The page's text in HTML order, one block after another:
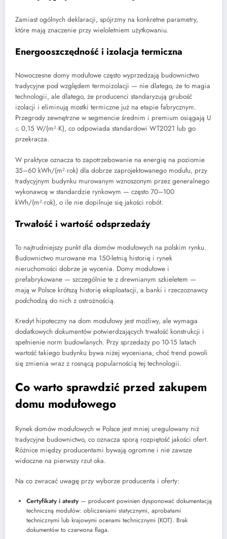
Zamiast ogólnych deklaracji, spójrzmy na konkretne parametry,
które mają znaczenie przy wieloletniem użytkowaniu.
Energooszczędność i izolacja termiczna
Nowoczesne domy modułowe często wyprzedzają budownictwo
tradycyjne pod względem termoizolacji — nie dlatego, że to magia
technologii, ale dlatego, że producenci standaryzują grubość
izolacji i eliminują mostki termiczne już na etapie fabrycznym.
Przegrody zewnętrzne w segmencie średnim i premium osiągają U
≤ 0,15 W/(m²·K), co odpowiada standardowi WT2021 lub go
przekracza.
W praktyce oznacza to zapotrzebowanie na energię na poziomie
35–60 kWh/(m²·rok) dla dobrze zaprojektowanego modułu, przy
tradycyjnym budynku murowanym wznoszonym przez generalnego
wykonawcę w standardzie rynkowym — często 70–100
kWh/(m²·rok), o ile nie dopilnuje się jakości robót.
Trwałość i wartość odsprzedaży
To najtrudniejszy punkt dla domów modułowych na polskim rynku.
Budownictwo murowane ma 150-letnią historię i rynek
nieruchomości dobrze je wycenia. Domy modułowe i
prefabrykowane — szczególnie te z drewnianym szkieletem —
mają w Polsce krótszą historię eksploatacji, a banki i rzeczoznawcy
podchodzą do nich z ostrożnością.
Kredyt hipoteczny na dom modułowy jest możliwy, ale wymaga
dodatkowych dokumentów potwierdzających trwałość konstrukcji i
spełnienie norm budowlanych. Przy sprzedaży po 10-15 latach
wartość takiego budynku bywa niżej wyceniana, choć trend powoli
się zmienia wraz z rosnącą popularnością tej technologii.
Co warto sprawdzić przed zakupem
domu modułowego
Rynek domów modułowych w Polsce jest mniej uregulowany niż
tradycyjne budownictwo, co oznacza sporą rozpiętość jakości ofert.
Różnice między producentami bywają ogromne i nie zawsze
widoczne na pierwszy rzut oka.
Na co zwracać uwagę przy wyborze producenta i oferty:
Certyfikaty i atesty— producent powinien dysponować dokumentacją
techniczną modułów: obliczeniami statycznymi, aprobatami
technicznymi lub krajowymi ocenami technicznymi (KOT). Brak
dokumentów to czerwona flaga.